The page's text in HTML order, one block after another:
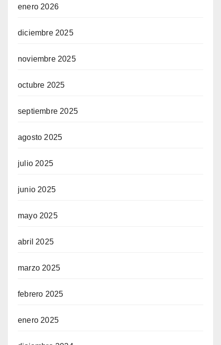
enero 2026
diciembre 2025
noviembre 2025
octubre 2025
septiembre 2025
agosto 2025
julio 2025
junio 2025
mayo 2025
abril 2025
marzo 2025
febrero 2025
enero 2025